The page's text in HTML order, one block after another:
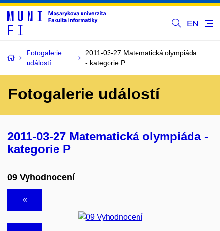
EN
Fotogalerie
událostí
2011-03-27 Matematická olympiáda
- kategorie P
Fotogalerie událostí
2011-03-27 Matematická olympiáda -
kategorie P
09 Vyhodnocení